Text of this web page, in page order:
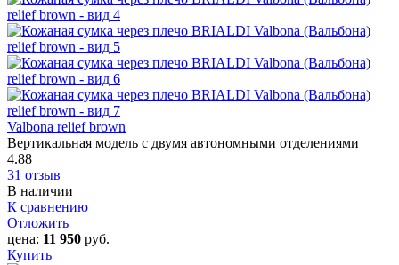
Valbona relief brown
Вертикальная модель с двумя автономными отделениями
4.88
31 отзыв
В наличии
К сравнению
Отложить
цена: 11 950 руб.
Купить